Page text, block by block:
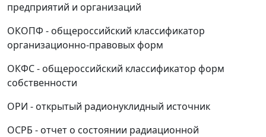
предприятий и организаций
ОКОПФ - общероссийский классификатор
организационно-правовых форм
ОКФС - общероссийский классификатор форм
собственности
ОРИ - открытый радионуклидный источник
ОСРБ - отчет о состоянии радиационной